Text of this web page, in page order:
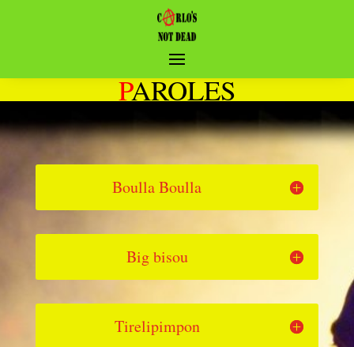
PAROLES
Boulla Boulla
Big bisou
Tirelipimpon